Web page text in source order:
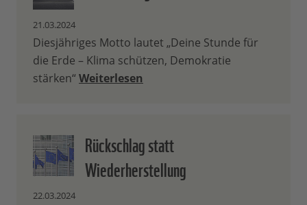
21.03.2024
Diesjähriges Motto lautet „Deine Stunde für
die Erde – Klima schützen, Demokratie
stärken“ Weiterlesen
Rückschlag statt
Wiederherstellung
22.03.2024